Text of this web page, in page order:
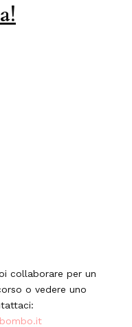
collaborare per un
o vedere uno